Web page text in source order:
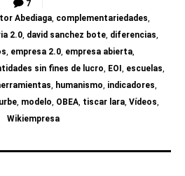
7
Abediaga, complementariedades,
2.0, david sanchez bote, diferencias,
, empresa 2.0, empresa abierta,
sin fines de lucro, EOI , escuelas,
, humanismo, indicadores,
, modelo, OBEA, tiscar lara, Vídeos,
Wikiempresa